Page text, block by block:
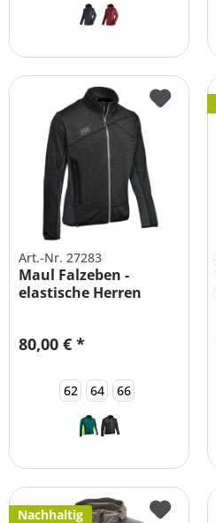
Art.-Nr. 27283
Maul Falzeben -
elastische Herren
80,00 € *
62 64 66
Nachhaltig